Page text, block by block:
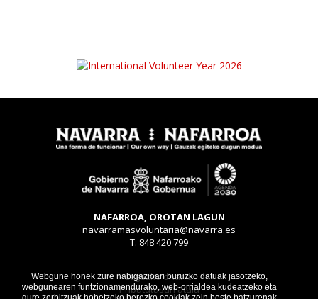
Webgune honek zure nabigazioari buruzko datuak jasotzeko,
webgunearen funtzionamendurako, web-orrialdea kudeatzeko eta
NAFARROA, OROTAN LAGUN
navarramasvoluntaria@navarra.es
T. 848 420 799
Legezko oharra
Pribatutasun atala